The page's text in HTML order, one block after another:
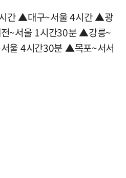
간 ▲대구~서울 4시간 ▲광
~서울 1시간30분 ▲강릉~
울 4시간30분 ▲목포~서서